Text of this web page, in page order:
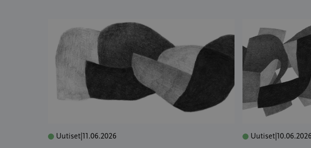
Uutiset 11.06.2026 Uutiset 10.06.2026